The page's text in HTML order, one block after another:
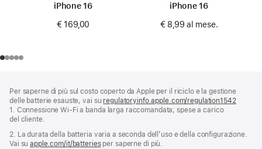
iPhone 16
€ 169,00
iPhone 16
€ 8,99 al mese.
di
pagina
a
piè
di
Per saperne di più sul costo coperto da Apple per il riciclo e la gestione
delle batterie esauste, vai su regulatoryinfo.apple.com/regulation1542(si
1. Connessione Wi‑Fi a banda larga raccomandata; spese a carico
del cliente.
2. La durata della batteria varia a seconda dell’uso e della configurazione.
Vai suapple.com/it/batteriesper saperne di più.